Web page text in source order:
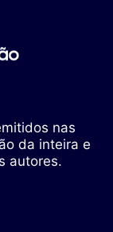
nas
da inteira e
autores.